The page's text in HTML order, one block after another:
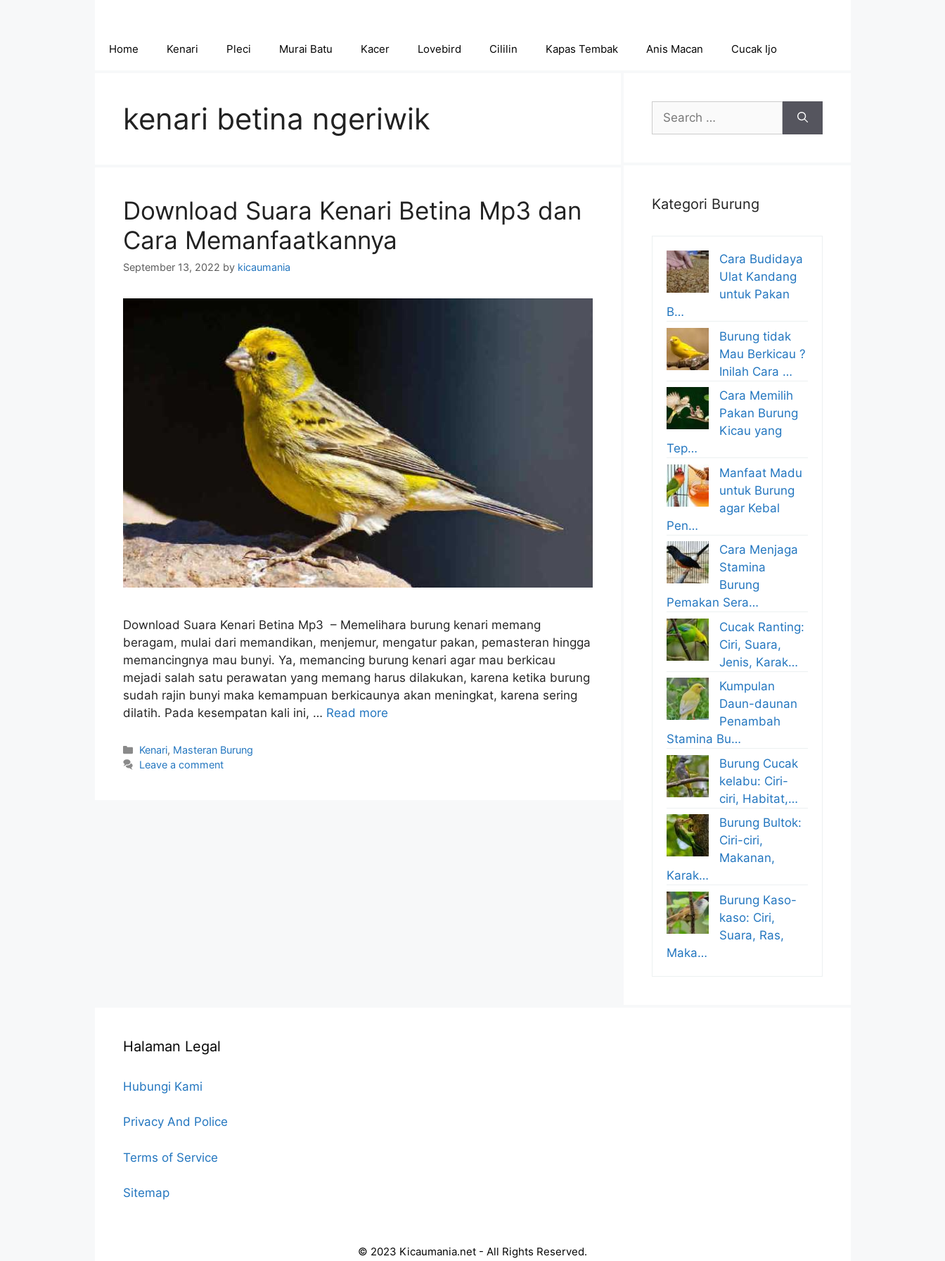
Home Kenari Pleci Murai Batu Kacer Lovebird Cililin Kapas Tembak Anis Macan Cucak Ijo
kenari betina ngeriwik
Download Suara Kenari Betina Mp3 dan
Cara Memanfaatkannya
September 13, 2022 by kicaumania
Download Suara Kenari Betina Mp3 – Memelihara burung kenari memang
beragam, mulai dari memandikan, menjemur, mengatur pakan, pemasteran hingga
memancingnya mau bunyi. Ya, memancing burung kenari agar mau berkicau
mejadi salah satu perawatan yang memang harus dilakukan, karena ketika burung
sudah rajin bunyi maka kemampuan berkicaunya akan meningkat, karena sering
dilatih. Pada kesempatan kali ini, … Read more
Categories
Kenari, Masteran Burung
Leave a comment
Search
for:
Kategori Burung
Cara Budidaya
Ulat Kandang
untuk Pakan
B…
Burung tidak
Mau Berkicau ?
Inilah Cara …
Cara Memilih
Pakan Burung
Kicau yang
Tep…
Manfaat Madu
untuk Burung
agar Kebal
Pen…
Cara Menjaga
Stamina
Burung
Pemakan Sera…
Cucak Ranting:
Ciri, Suara,
Jenis, Karak…
Kumpulan
Daun-daunan
Penambah
Stamina Bu…
Burung Cucak
kelabu: Ciri-
ciri, Habitat,…
Burung Bultok:
Ciri-ciri,
Makanan,
Karak…
Burung Kaso-
kaso: Ciri,
Suara, Ras,
Maka…
Halaman Legal
Hubungi Kami
Privacy And Police
Terms of Service
Sitemap
© 2023 Kicaumania.net - All Rights Reserved.